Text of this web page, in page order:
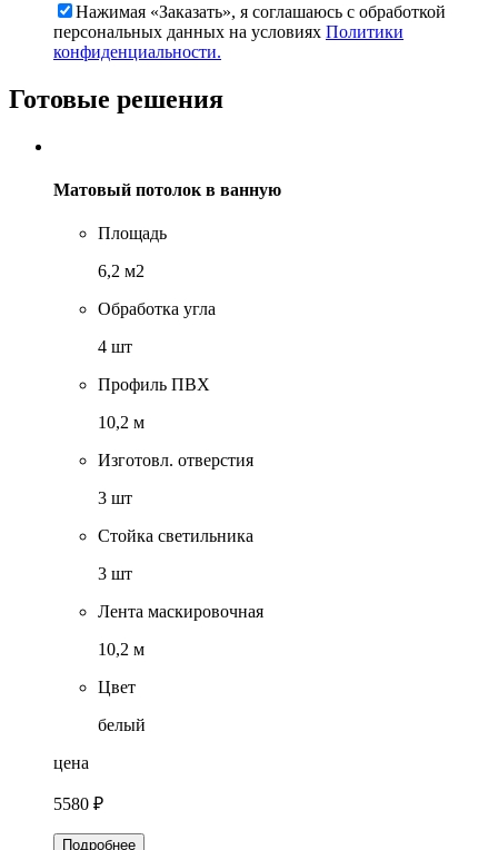
Нажимая «Заказать», я соглашаюсь c обработкой
персональных данных на условиях Политики
конфиденциальности.
Готовые решения
Матовый потолок в ванную
Площадь
6,2 м2
Обработка угла
4 шт
Профиль ПВХ
10,2 м
Изготовл. отверстия
3 шт
Стойка светильника
3 шт
Лента маскировочная
10,2 м
Цвет
белый
цена
5580 ₽
Подробнее